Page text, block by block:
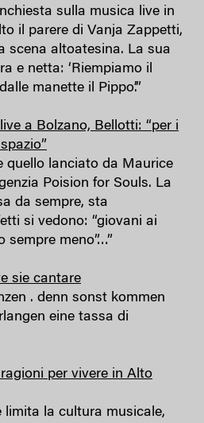
sulla musica live in
il parere di Vanja Zappetti,
scena altoatesina. La sua
e netta: ‘Riempiamo il
manette il Pippo’.”
a Bolzano, Bellotti: “per i
quello lanciato da Maurice
Poision for Souls. La
da sempre, sta
si vedono: “giovani ai
sempre meno”…”
sie cantare
. denn sonst kommen
eine tassa di
per vivere in Alto
limita la cultura musicale,